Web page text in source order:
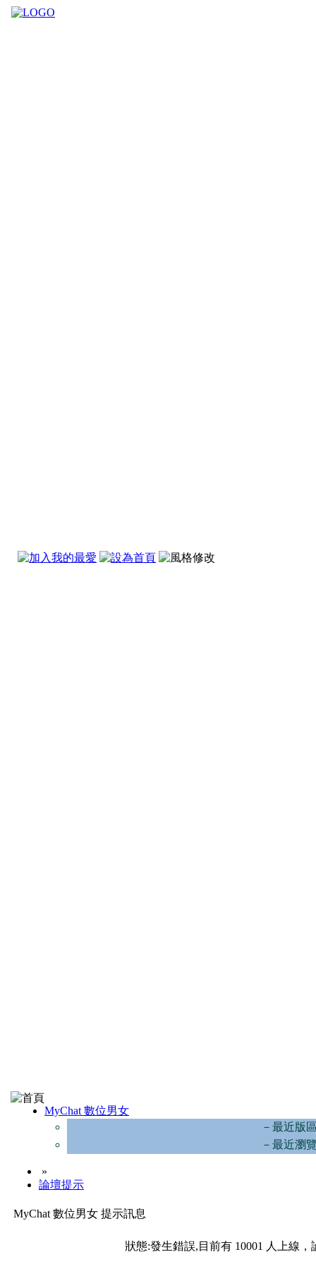
MyChat 數位男女
－最近版
－最近瀏
»
論壇提示
MyChat 數位男女 提示訊息
狀態:發生錯誤,目前有 10001 人上線